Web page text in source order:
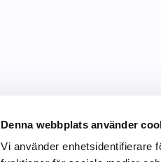
Denna webbplats använder
Vi använder enhetsidentifierare